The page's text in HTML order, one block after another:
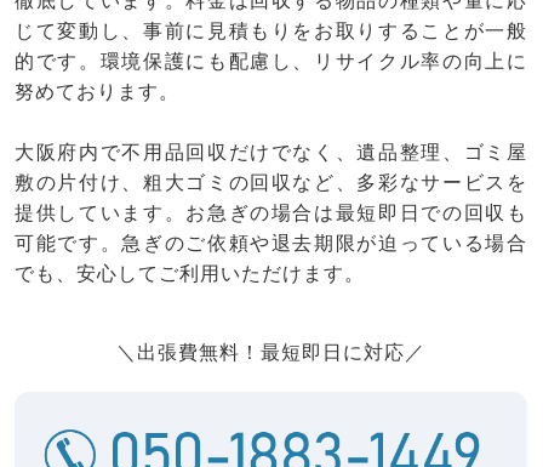
じて変動し、事前に見積もりをお取りすることが一般
的です。環境保護にも配慮し、リサイクル率の向上に
努めております。
大阪府内で不用品回収だけでなく、遺品整理、ゴミ屋
敷の片付け、粗大ゴミの回収など、多彩なサービスを
提供しています。お急ぎの場合は最短即日での回収も
可能です。急ぎのご依頼や退去期限が迫っている場合
でも、安心してご利用いただけます。
＼出張費無料！最短即日に対応／